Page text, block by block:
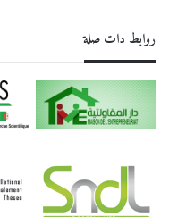
روابط دات صلة